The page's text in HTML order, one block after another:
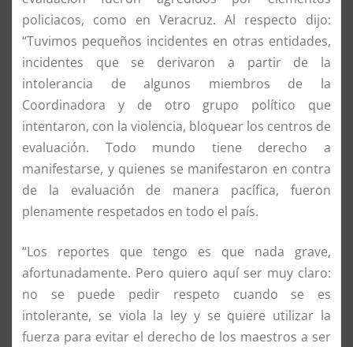
policiacos, como en Veracruz. Al respecto dijo:
“Tuvimos pequeños incidentes en otras entidades,
incidentes que se derivaron a partir de la
intolerancia de algunos miembros de la
Coordinadora y de otro grupo político que
intentaron, con la violencia, bloquear los centros de
evaluación. Todo mundo tiene derecho a
manifestarse, y quienes se manifestaron en contra
de la evaluación de manera pacífica, fueron
plenamente respetados en todo el país.
“Los reportes que tengo es que nada grave,
afortunadamente. Pero quiero aquí ser muy claro:
no se puede pedir respeto cuando se es
intolerante, se viola la ley y se quiere utilizar la
fuerza para evitar el derecho de los maestros a ser